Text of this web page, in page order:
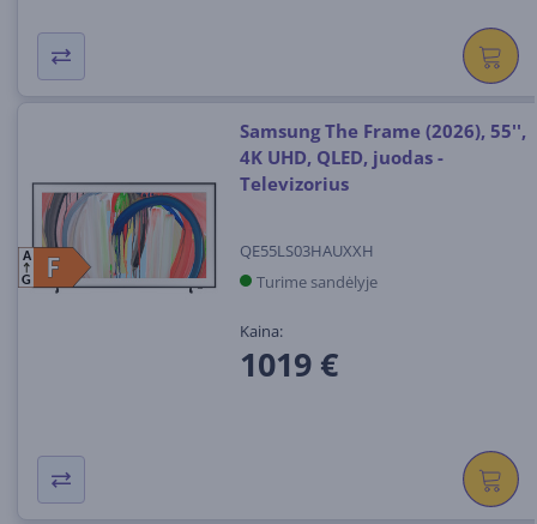
F
F
A
G
Samsung The Frame (2026), 55'',
4K UHD, QLED, juodas -
Televizorius
QE55LS03HAUXXH
Turime sandėlyje
Kaina:
1019 €